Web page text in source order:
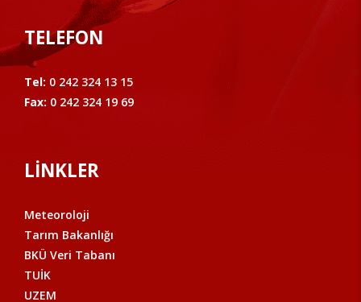
TELEFON
Tel: 0 242 324 13 15
Fax: 0 242 324 19 69
LİNKLER
Meteoroloji
Tarım Bakanlığı
BKÜ Veri Tabanı
TUİK
UZEM